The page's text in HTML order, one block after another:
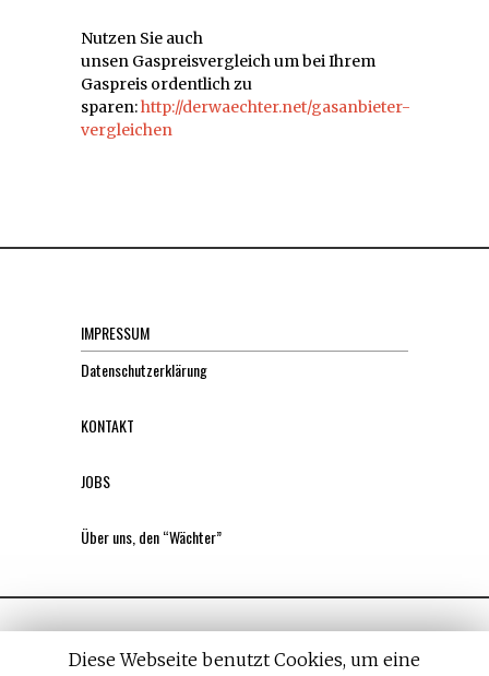
Nutzen Sie auch
unsen Gaspreisvergleich um bei Ihrem
Gaspreis ordentlich zu
sparen:http://derwaechter.net/gasanbieter-
vergleichen
IMPRESSUM
Datenschutzerklärung
KONTAKT
JOBS
Über uns, den “Wächter”
Diese Webseite benutzt Cookies, um eine